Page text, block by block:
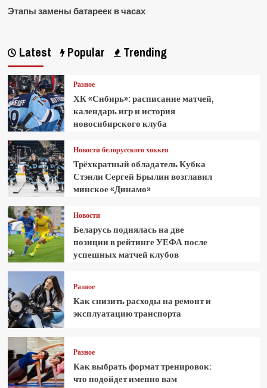
Этапы замены батареек в часах
Latest Popular Trending
Разное
ХК «Сибирь»: расписание матчей,
календарь игр и история
новосибирского клуба
Новости белорусского хоккея
Трёхкратный обладатель Кубка
Стэнли Сергей Брылин возглавил
минское «Динамо»
Новости
Беларусь поднялась на две
позиции в рейтинге УЕФА после
успешных матчей клубов
Разное
Как снизить расходы на ремонт и
эксплуатацию транспорта
Разное
Как выбрать формат тренировок:
что подойдет именно вам